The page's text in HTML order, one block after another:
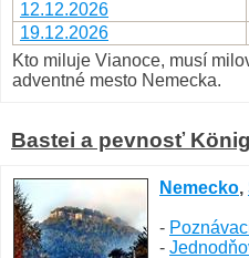
12.12.2026
19.12.2026
Kto miluje Vianoce, musí
adventné mesto Nemecka.
Bastei a pevnosť
Nemecko,
-
-